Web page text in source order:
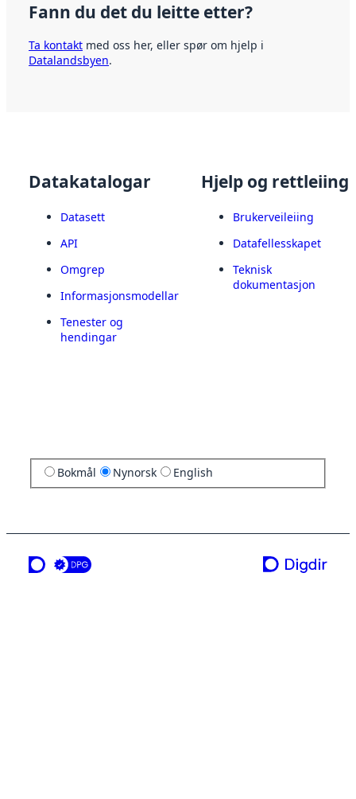
Fann du det du leitte etter?
Ta kontakt med oss her, eller spør om hjelp i
Datalandsbyen.
Datakatalogar
Datasett
API
Omgrep
Informasjonsmodellar
Tenester og
hendingar
Hjelp og rettleiing
Brukerveileiing
Datafellesskapet
Teknisk
dokumentasjon
Bokmål Nynorsk English